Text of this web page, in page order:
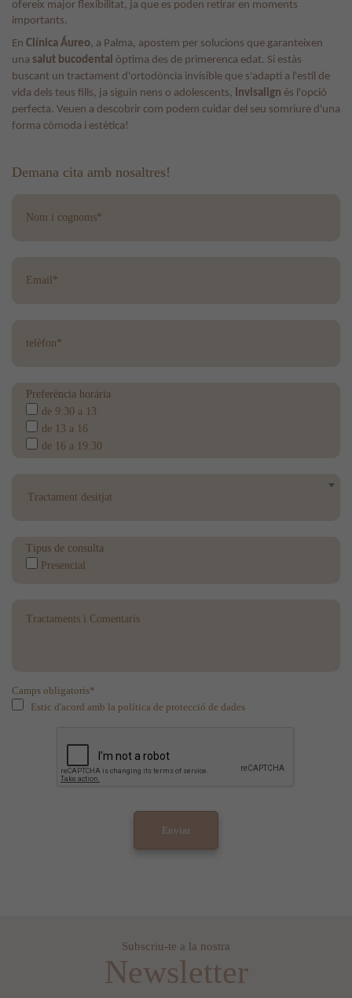
ofereix major flexibilitat, ja que es poden retirar en moments
importants.
En Clínica Áureo, a Palma, apostem per solucions que garanteixen
una salut bucodental òptima des de primerenca edat. Si estàs
buscant un tractament d'ortodòncia invisible que s'adapti a l'estil de
vida dels teus fills, ja siguin nens o adolescents, Invisalign és l'opció
perfecta. Veuen a descobrir com podem cuidar del seu somriure d'una
forma còmoda i estètica!
Demana cita amb nosaltres!
Preferència horària
de 9:30 a 13
de 13 a 16
de 16 a 19:30
Tractament desitjat
Tipus de consulta
Presencial
Camps obligatoris*
Estic d'acord amb la política de protecció de dades
Subscriu-te a la nostra
Newsletter